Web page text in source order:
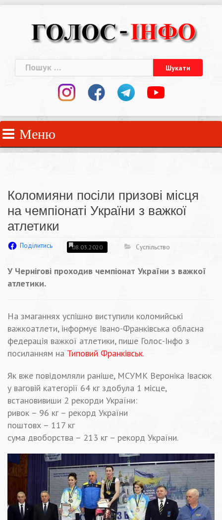
Пошук:
Меню
Коломияни посіли призові місця
на чемпіонаті України з важкої
атлетики
Поділитись 08.03.2020 Суспільство
У Чернігові проходив чемпіонат України з важкої
атлетики.
На змаганнях успішно виступили коломийські
важкоатлети, інформує Івано-Франківська обласна
федерація важкої атлетики, пише Голос-Інфо з
посиланням на Типовий Франківськ.
Як вже повідомляли раніше, МСУМК Вероніка Івасюк
у ваговій категорії 64 кг здобула 1 місце,
встановивиши 2 рекорди України:
ривок – 96 кг – рекорд України
поштовх – 117 кг
сума двоборства – 213 кг – рекорд України.